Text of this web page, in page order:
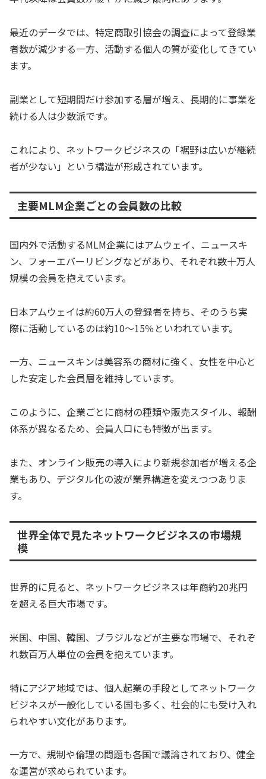
最近のデータでは、特定商取引協会の調査によって登録業
者数が減少する一方、活動する個人の質が変化してきてい
ます。
副業として短期間だけ参加する層が増え、長期的に事業を
続ける人は少数派です。
これにより、ネットワークビジネスの「裾野は広いが継続
者が少ない」という構造が形成されています。
主要MLM企業ごとの会員数の比較
国内外で活動するMLM企業にはアムウェイ、ニュースキ
ン、フォーエバーリビングなどがあり、それぞれ数十万人
規模の会員を抱えています。
日本アムウェイは約60万人の登録者を持ち、そのうち実
際に活動しているのは約10〜15％といわれています。
一方、ニュースキンは美容系の商材に強く、女性を中心と
した安定した会員層を維持しています。
このように、企業ごとに商材の種類や販売スタイル、報酬
体系が異なるため、会員人口にも特徴が出ます。
また、オンライン販売の導入により新規参加者が増える企
業もあり、デジタル化の波が業界構造を変えつつありま
す。
世界全体で見たネットワークビジネスの市場規
模
世界的に見ると、ネットワークビジネスは年商約20兆円
を超える巨大市場です。
米国、中国、韓国、ブラジルなどが主要な市場で、それぞ
れ数百万人単位の会員を抱えています。
特にアジア地域では、個人起業の手段としてネットワーク
ビジネスが一般化している国も多く、社会的にも受け入れ
られやすい文化があります。
一方で、規制や倫理の問題も各国で議論されており、健全
な運営が求められています。